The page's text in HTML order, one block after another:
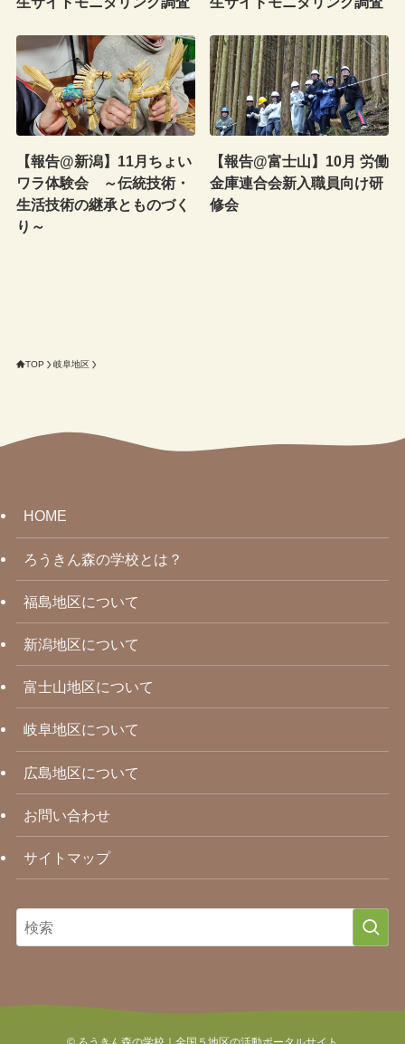
【報告@新潟】11月ちょい
ワラ体験会 ～伝統技術・
生活技術の継承とものづく
り～
【報告@富士山】10月 労働
金庫連合会新入職員向け研
修会
TOP 岐阜地区
HOME
ろうきん森の学校とは？
福島地区について
新潟地区について
富士山地区について
岐阜地区について
広島地区について
お問い合わせ
サイトマップ